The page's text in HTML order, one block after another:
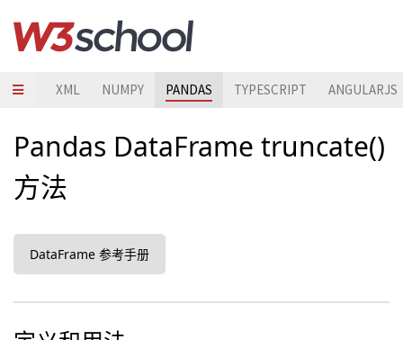
XML NUMPY PANDAS TYPESCRIPT ANGULARJS
Pandas DataFrame truncate()
方法
DataFrame 参考手册